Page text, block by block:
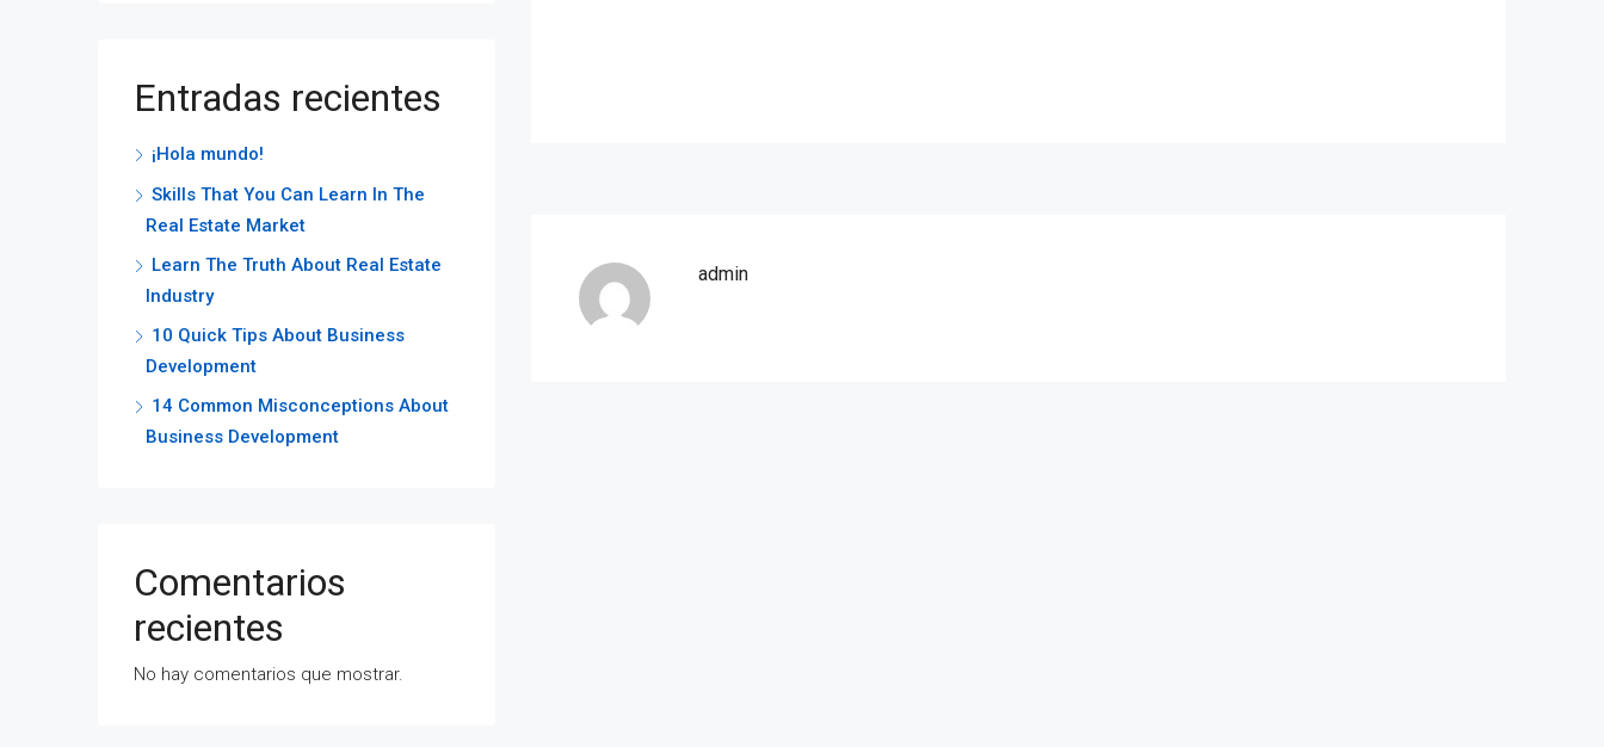
admin
Entradas recientes
¡Hola mundo!
Skills That You Can Learn In The
Real Estate Market
Learn The Truth About Real Estate
Industry
10 Quick Tips About Business
Development
14 Common Misconceptions About
Business Development
Comentarios
recientes
No hay comentarios que mostrar.